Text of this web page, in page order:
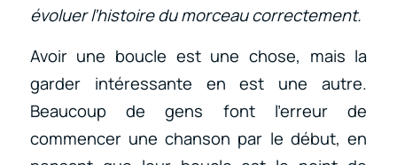
évoluer l’histoire du morceau correctement.
Avoir une boucle est une chose, mais la
garder intéressante en est une autre.
Beaucoup de gens font l’erreur de
commencer une chanson par le début, en